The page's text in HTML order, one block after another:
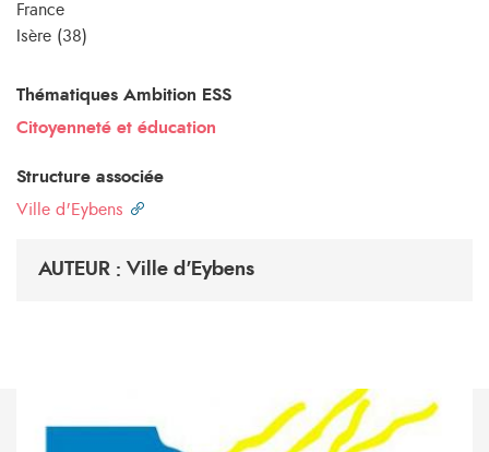
France
Isère (38)
Thématiques Ambition ESS
Citoyenneté et éducation
Structure associée
Ville d'Eybens
AUTEUR : Ville d'Eybens